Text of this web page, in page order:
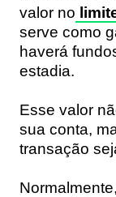
valor no
serve como
haverá
estadia.
Esse valor
sua conta,
transação